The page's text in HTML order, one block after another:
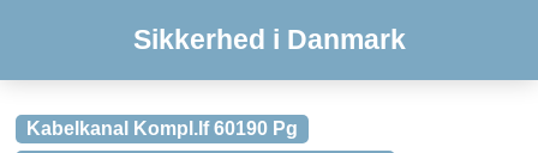
Sikkerhed i Danmark
Kabelkanal Kompl.lf 60190 Pg